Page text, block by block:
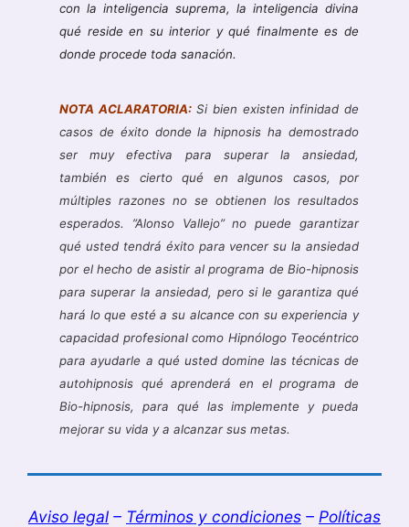
con la inteligencia suprema, la inteligencia divina
qué reside en su interior y qué finalmente es de
donde procede toda sanación.
NOTA ACLARATORIA: Si bien existen infinidad de
casos de éxito donde la hipnosis ha demostrado
ser muy efectiva para superar la ansiedad,
también es cierto qué en algunos casos, por
múltiples razones no se obtienen los resultados
esperados. ”Alonso Vallejo” no puede garantizar
qué usted tendrá éxito para vencer su la ansiedad
por el hecho de asistir al programa de Bio-hipnosis
para superar la ansiedad, pero si le garantiza qué
hará lo que esté a su alcance con su experiencia y
capacidad profesional como Hipnólogo Teocéntrico
para ayudarle a qué usted domine las técnicas de
autohipnosis qué aprenderá en el programa de
Bio-hipnosis, para qué las implemente y pueda
mejorar su vida y a alcanzar sus metas.
Aviso legal – Términos y condiciones – Políticas